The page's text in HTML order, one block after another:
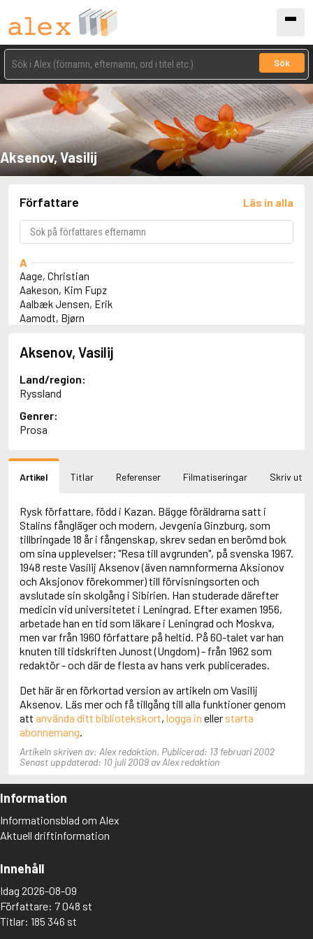
Sök
Aksenov, Vasilij
Författare Läs in alla
A
Aage, Christian
Aakeson, Kim Fupz
Aalbæk Jensen, Erik
Aamodt, Bjørn
Abbey, Kieran
Abbot, Anthony
Abbott, John
Abbott, Megan
Abdel-Fattah, Randa
Abdolah, Kader
Abé, Kobo
Abele, Inga
Abgarjan, Narine
Abrahams, Peter (f. 1919)
Abrahams, Peter (f. 1947)
Abrahamson, Emmy
Abse, Dannie
Abu-Jaber, Diana
Abulhawa, Susan
Aburas, Lone
Achebe, Chinua
Achmatova, Anna
Aciman, André
Ackebo, Lena
Acker, Kathy
Adam de la Halle
Adamov, Arthur
Adams, Douglas
Adams, Herbert
Adams, Jane
Adams, Richard
Adbåge, Lisen
Adelborg, Ottilia
Adichie, Chimamanda Ngozi
Adiga, Aravind
Adlerbeth, Gudmund Jöran
Adnan, Etel
Adolfsson, Eva
Adolfsson, Evert
Adolfsson, Gunnar
Aksenov, Vasilij
Land/region:
Ryssland
Genrer:
Prosa
Artikel Titlar Referenser Filmatiseringar Skriv ut
Rysk författare, född i Kazan. Bägge föräldrarna satt i
Stalins fångläger och modern, Jevgenia Ginzburg, som
tillbringade 18 år i fångenskap, skrev sedan en berömd bok
om sina upplevelser; "Resa till avgrunden", på svenska 1967.
1948 reste Vasilij Aksenov (även namnformerna Aksionov
och Aksjonov förekommer) till förvisningsorten och
avslutade sin skolgång i Sibirien. Han studerade därefter
medicin vid universitetet i Leningrad. Efter examen 1956,
arbetade han en tid som läkare i Leningrad och Moskva,
men var från 1960 författare på heltid. På 60-talet var han
knuten till tidskriften Junost (Ungdom) - från 1962 som
redaktör - och där de flesta av hans verk publicerades.
Det här är en förkortad version av artikeln om Vasilij
Aksenov. Läs mer och få tillgång till alla funktioner genom
att använda ditt bibliotekskort, logga in eller starta
abonnemang.
Artikeln skriven av: Alex redaktion. Publicerad: 13 februari 2002
Senast uppdaterad: 10 juli 2009 av Alex redaktion
Information
Informationsblad om Alex
Aktuell driftinformation
Innehåll
Idag 2026-08-09
Författare: 7 048 st
Titlar: 185 346 st